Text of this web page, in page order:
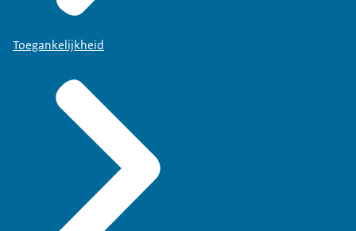
Toegankelijkheid